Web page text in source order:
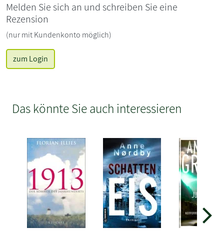
Melden Sie sich an und schreiben Sie eine
Rezension
(nur mit Kundenkonto möglich)
zum Login
Das könnte Sie auch interessieren